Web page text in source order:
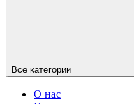
Все категории
О нас